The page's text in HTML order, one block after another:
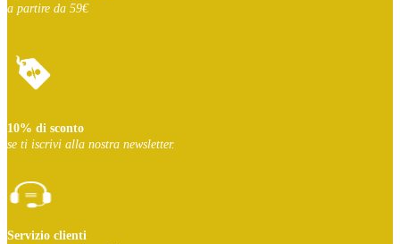
a partire da 59€
10% di sconto
se ti iscrivi alla nostra newsletter.
Servizio clienti